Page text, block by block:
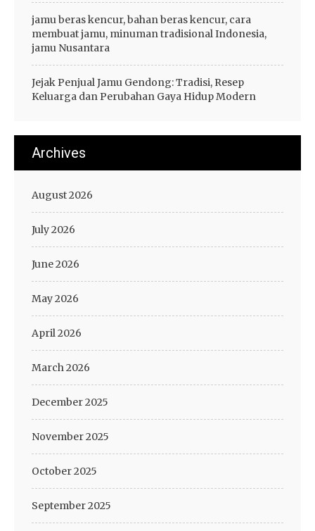
jamu beras kencur, bahan beras kencur, cara
membuat jamu, minuman tradisional Indonesia,
jamu Nusantara
Jejak Penjual Jamu Gendong: Tradisi, Resep
Keluarga dan Perubahan Gaya Hidup Modern
Archives
August 2026
July 2026
June 2026
May 2026
April 2026
March 2026
December 2025
November 2025
October 2025
September 2025